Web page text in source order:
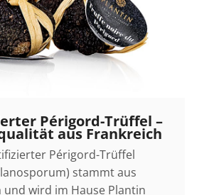
Périgord-Trüffel –
aus Frankreich
Périgord-Trüffel
stammt aus
und wird im Hause Plantin